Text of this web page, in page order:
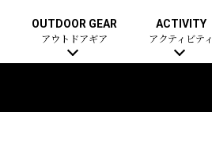
OUTDOOR GEAR
アウトドアギア
ACTIVITY
アクティビティ